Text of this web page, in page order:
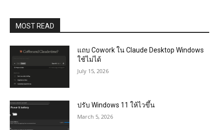
MOST READ
แถบ Cowork ใน Claude Desktop Windows
ใช้ไม่ได้
July 15, 2026
ปรับ Windows 11 ให้ไวขึ้น
March 5, 2026